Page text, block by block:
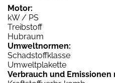
Motor:
kW / PS
Treibstoff
Hubraum
Umweltnormen:
Schadstoffklasse
Umweltplakette
Verbrauch und Emissionen